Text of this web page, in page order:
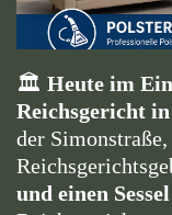
🏛️ Heute im
Reichsgericht
der
und einen Sessel